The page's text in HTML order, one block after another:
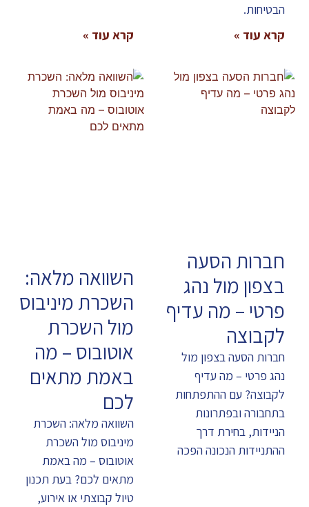
הבטיחות.
קרא עוד »
קרא עוד »
חברות הסעה
בצפון מול נהג
פרטי – מה עדיף
לקבוצה
חברות הסעה בצפון מול
נהג פרטי – מה עדיף
לקבוצה? עם ההתפתחות
בתחבורה ובפתרונות
הניידות, בחירת דרך
ההתניידות הנכונה הפכה
השוואה מלאה:
השכרת מיניבוס
מול השכרת
אוטובוס – מה
באמת מתאים
לכם
השוואה מלאה: השכרת
מיניבוס מול השכרת
אוטובוס – מה באמת
מתאים לכם? בעת תכנון
טיול קבוצתי או אירוע,